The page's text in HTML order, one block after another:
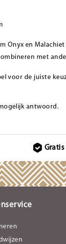
Onyx en
met
voor de juiste
antwoord.